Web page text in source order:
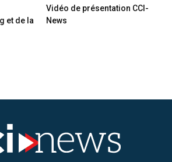
et de la
Vidéo de présentation CCI-
News